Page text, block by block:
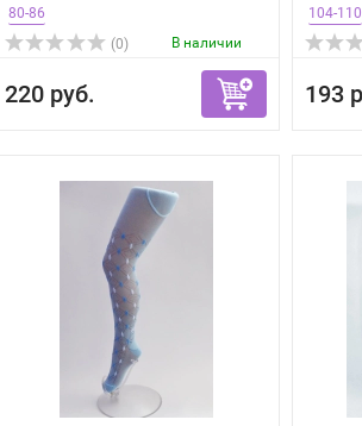
80-86
(0)
В наличии
220 руб.
104-110
193